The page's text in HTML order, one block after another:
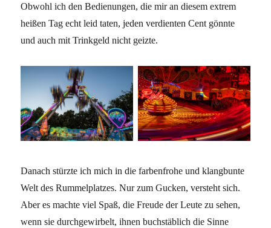
Obwohl ich den Bedienungen, die mir an diesem extrem
heißen Tag echt leid taten, jeden verdienten Cent gönnte
und auch mit Trinkgeld nicht geizte.
Danach stürzte ich mich in die farbenfrohe und klangbunte
Welt des Rummelplatzes. Nur zum Gucken, versteht sich.
Aber es machte viel Spaß, die Freude der Leute zu sehen,
wenn sie durchgewirbelt, ihnen buchstäblich die Sinne